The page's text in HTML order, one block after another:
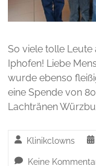
So viele tolle
Iphofen! Liebe
wurde ebenso
eine Spende von
Lachtränen
Klinikclowns
Keine